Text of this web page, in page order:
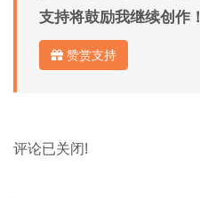
支持将鼓励我继续创作！
赞赏支持
评论已关闭!